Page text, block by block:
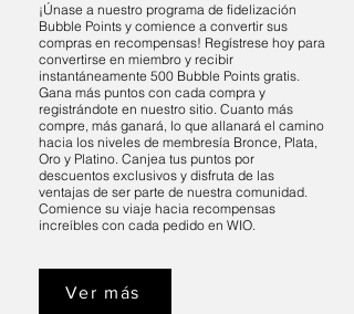
¡Únase a nuestro programa de fidelización
Bubble Points y comience a convertir sus
compras en recompensas! Regístrese hoy para
convertirse en miembro y recibir
instantáneamente 500 Bubble Points gratis.
Gana más puntos con cada compra y
registrándote en nuestro sitio. Cuanto más
compre, más ganará, lo que allanará el camino
hacia los niveles de membresía Bronce, Plata,
Oro y Platino. Canjea tus puntos por
descuentos exclusivos y disfruta de las
ventajas de ser parte de nuestra comunidad.
Comience su viaje hacia recompensas
increíbles con cada pedido en WIO.
Ver más